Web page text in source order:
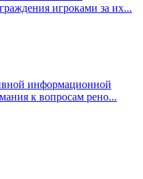
игроками за их...
информационной
к вопросам рено...